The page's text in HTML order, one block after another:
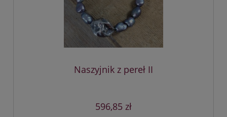
Naszyjnik z pereł II
596,85 zł